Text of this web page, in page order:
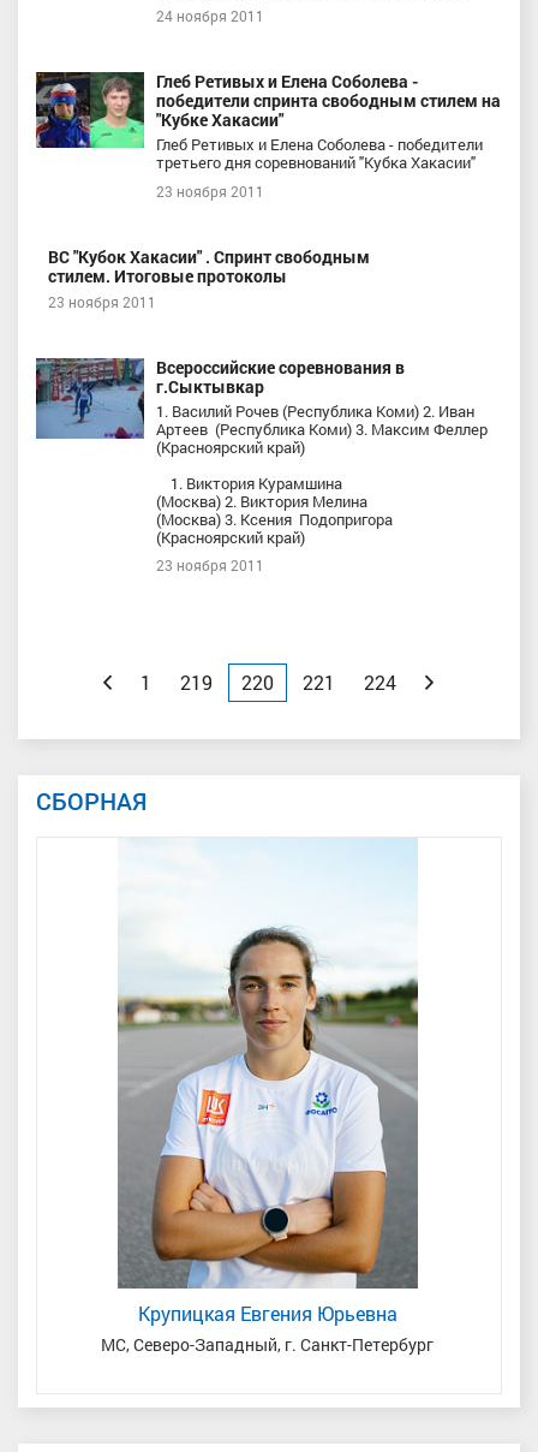
24 ноября 2011
Глеб Ретивых и Елена Соболева -
победители спринта свободным стилем на
"Кубке Хакасии"
Глеб Ретивых и Елена Соболева - победители
третьего дня соревнований "Кубка Хакасии"
23 ноября 2011
ВС "Кубок Хакасии" . Спринт свободным
стилем. Итоговые протоколы
23 ноября 2011
Всероссийские соревнования в
г.Сыктывкар
1. Василий Рочев (Республика Коми) 2. Иван
Артеев (Республика Коми) 3. Максим Феллер
(Красноярский край)
1. Виктория Курамшина
(Москва) 2. Виктория Мелина
(Москва) 3. Ксения Подопригора
(Красноярский край)
23 ноября 2011
Назад
1 219 220 221 224 Вперед
СБОРНАЯ
Крупицкая Евгения Юрьевна
МС, Северо-Западный, г. Санкт-Петербург